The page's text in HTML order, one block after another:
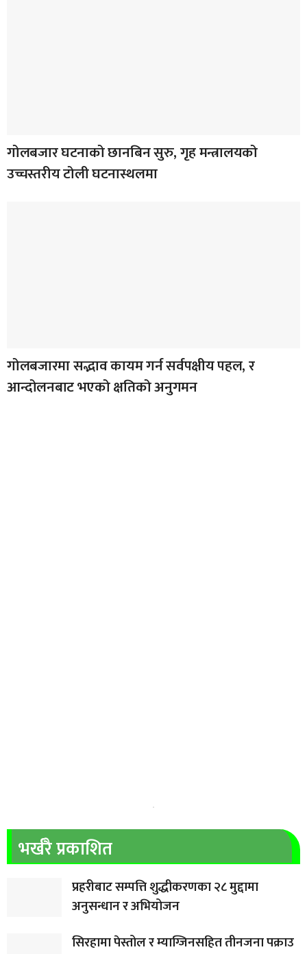
गोलबजार घटनाको छानबिन सुरु, गृह मन्त्रालयको
उच्चस्तरीय टोली घटनास्थलमा
गोलबजारमा सद्भाव कायम गर्न सर्वपक्षीय पहल, र
आन्दोलनबाट भएको क्षतिको अनुगमन
भर्खरै प्रकाशित
प्रहरीबाट सम्पत्ति शुद्धीकरणका २८ मुद्दामा
अनुसन्धान र अभियोजन
सिरहामा पेस्तोल र म्याग्जिनसहित तीनजना पक्राउ